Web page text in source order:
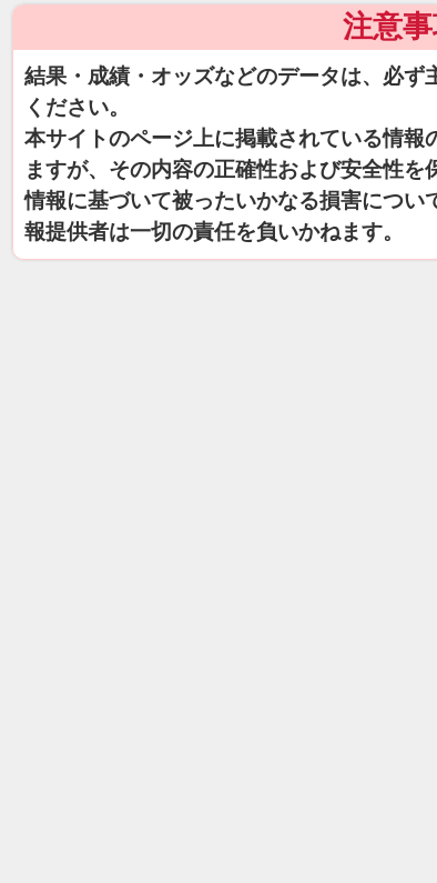
注意
結果・成績・オッズなどのデータは、必ず
ください。
本サイトのページ上に掲載されている情報
ますが、その内容の正確性および安全性
情報に基づいて被ったいかなる損害につ
報提供者は一切の責任を負いかねます。